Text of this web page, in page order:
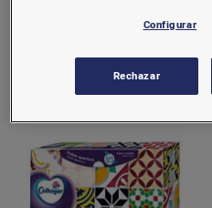
Comprar
Configurar
Rechazar